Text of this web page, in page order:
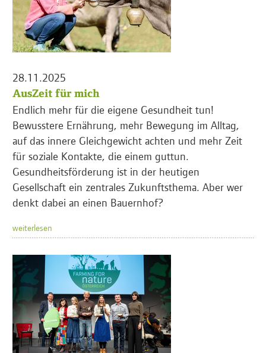
28.11.2025
AusZeit für mich
Endlich mehr für die eigene Gesundheit tun!
Bewusstere Ernährung, mehr Bewegung im Alltag,
auf das innere Gleichgewicht achten und mehr Zeit
für soziale Kontakte, die einem guttun.
Gesundheitsförderung ist in der heutigen
Gesellschaft ein zentrales Zukunftsthema. Aber wer
denkt dabei an einen Bauernhof?
weiterlesen